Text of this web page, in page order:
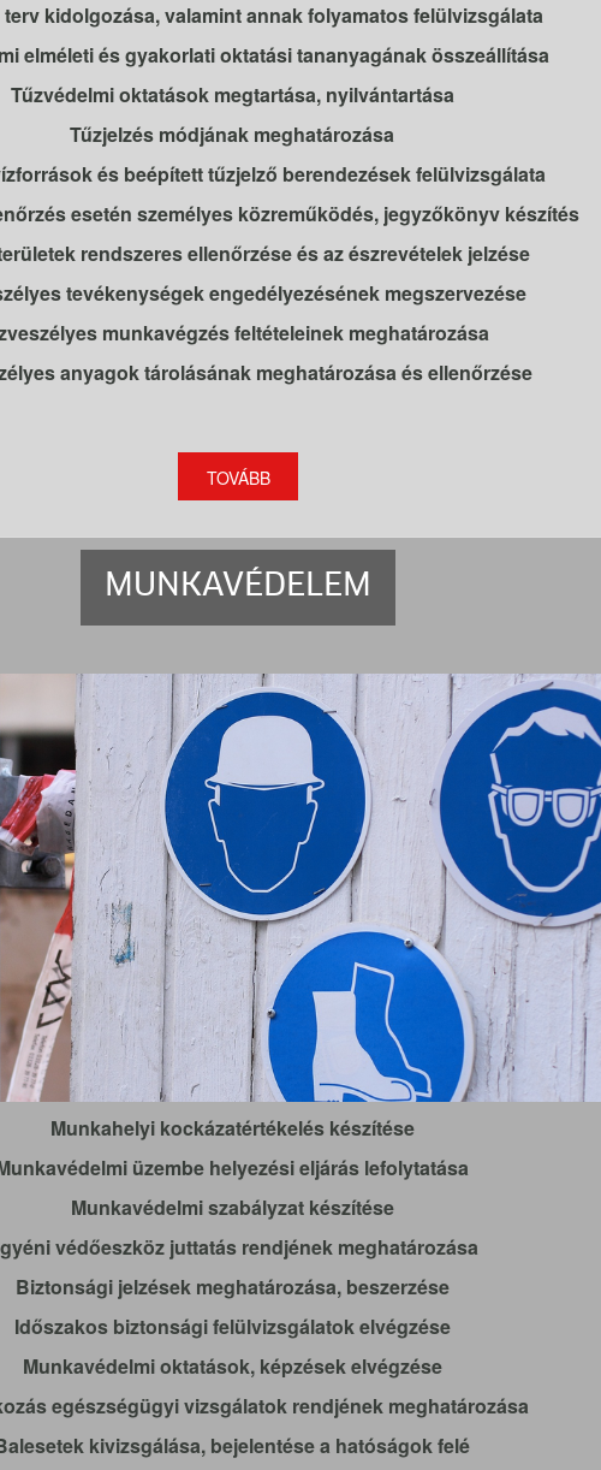
kidolgozása, valamint annak folyamatos felülvizsgálata
elméleti és gyakorlati oktatási tananyagának összeállítása
Tűzvédelmi oktatások megtartása, nyilvántartása
Tűzjelzés módjának meghatározása
és beépített tűzjelző berendezések felülvizsgálata
esetén személyes közreműködés, jegyzőkönyv készítés
rendszeres ellenőrzése és az észrevételek jelzése
tevékenységek engedélyezésének megszervezése
munkavégzés feltételeinek meghatározása
anyagok tárolásának meghatározása és ellenőrzése
TOVÁBB
MUNKAVÉDELEM
Munkahelyi kockázatértékelés készítése
üzembe helyezési eljárás lefolytatása
Munkavédelmi szabályzat készítése
védőeszköz juttatás rendjének meghatározása
Biztonsági jelzések meghatározása, beszerzése
Időszakos biztonsági felülvizsgálatok elvégzése
Munkavédelmi oktatások, képzések elvégzése
egészségügyi vizsgálatok rendjének meghatározása
kivizsgálása, bejelentése a hatóságok felé